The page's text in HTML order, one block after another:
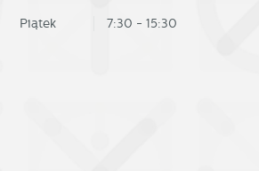
Piątek 7:30 - 15:30